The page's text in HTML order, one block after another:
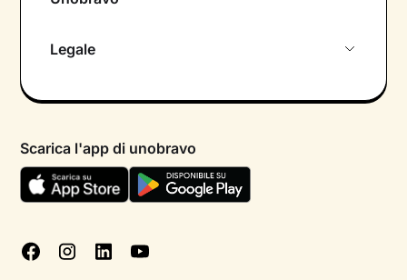
Psicologo in chat
Aiuto urgente
FAQ
Legale
Termini e condizioni
Informativa Privacy
Cookie policy
Scarica l'app di unobravo